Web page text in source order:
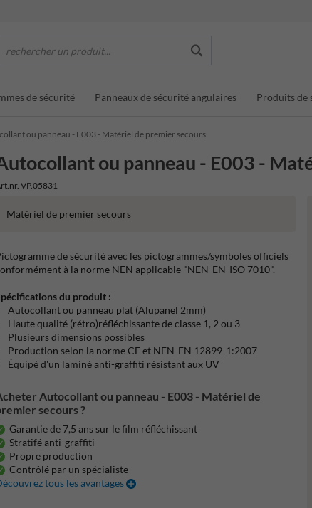
rechercher un produit...
de sécurité Panneaux de sécurité angulaires Produits de
ou panneau - E003 - Matériel de premier secours
ou panneau - E003 -
VP.05831
Matériel de premier secours
de sécurité avec les pictogrammes/symboles officiels
à la norme NEN applicable "NEN-EN-ISO 7010".
du produit :
Autocollant ou panneau plat (Alupanel 2mm)
Haute qualité (rétro)réfléchissante de classe 1, 2 ou 3
Plusieurs dimensions possibles
Production selon la norme CE et NEN-EN 12899-1:2007
Équipé d'un laminé anti-graffiti résistant aux UV
Autocollant ou panneau - E003 - Matériel de
secours ?
Garantie de 7,5 ans sur le film réfléchissant
Stratifé anti-graffiti
Propre production
Contrôlé par un spécialiste
tous les avantages